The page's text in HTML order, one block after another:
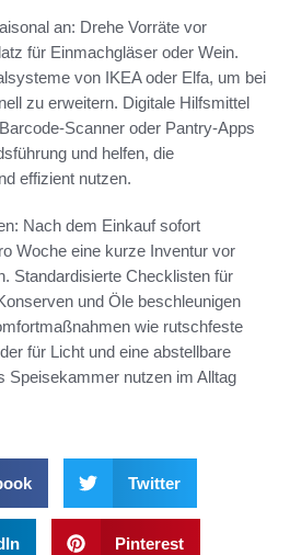
an: Drehe Vorräte vor
für Einmachgläser oder Wein.
von IKEA oder Elfa, um bei
zu erweitern. Digitale Hilfsmittel
oder Pantry‑Apps
und helfen, die
effizient nutzen.
Nach dem Einkauf sofort
Woche eine kurze Inventur vor
Standardisierte Checklisten für
und Öle beschleunigen
wie rutschfeste
für Licht und eine abstellbare
Speisekammer nutzen im Alltag
Twitter
Pinterest